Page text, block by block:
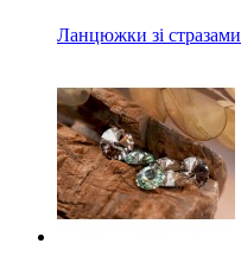
Ланцюжки зі стразами